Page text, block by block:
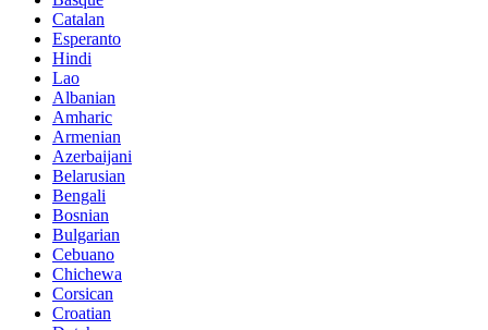
Catalan
Esperanto
Hindi
Lao
Albanian
Amharic
Armenian
Azerbaijani
Belarusian
Bengali
Bosnian
Bulgarian
Cebuano
Chichewa
Corsican
Croatian